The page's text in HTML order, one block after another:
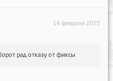
14 февраля 2025
рад отказу от фиксы